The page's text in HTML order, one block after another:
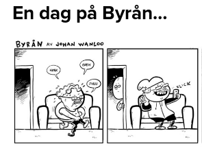
En dag på Byrån…